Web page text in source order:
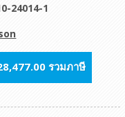
24014-1
รวมภาษี